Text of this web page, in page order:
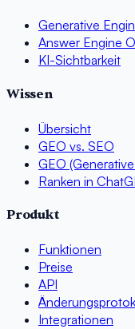
Generative
Answer Engine
KI-Sichtbarkeit
Wissen
Übersicht
GEO vs. SEO
GEO
Ranken in
Produkt
Funktionen
Preise
API
Integrationen